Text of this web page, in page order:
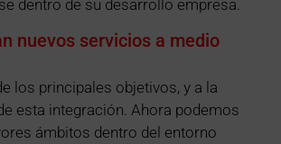
dentro de su desarrollo empresa.
nuevos servicios a medio
los principales objetivos, y a la
esta integración. Ahora podemos
ámbitos dentro del entorno